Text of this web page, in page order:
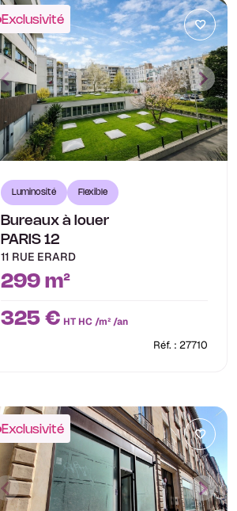
Exclusivité
Luminosité Flexible
Bureaux à louer
PARIS 12
11 RUE ERARD
299 m²
325 € HT HC /m² /an
Réf. : 27710
Exclusivité